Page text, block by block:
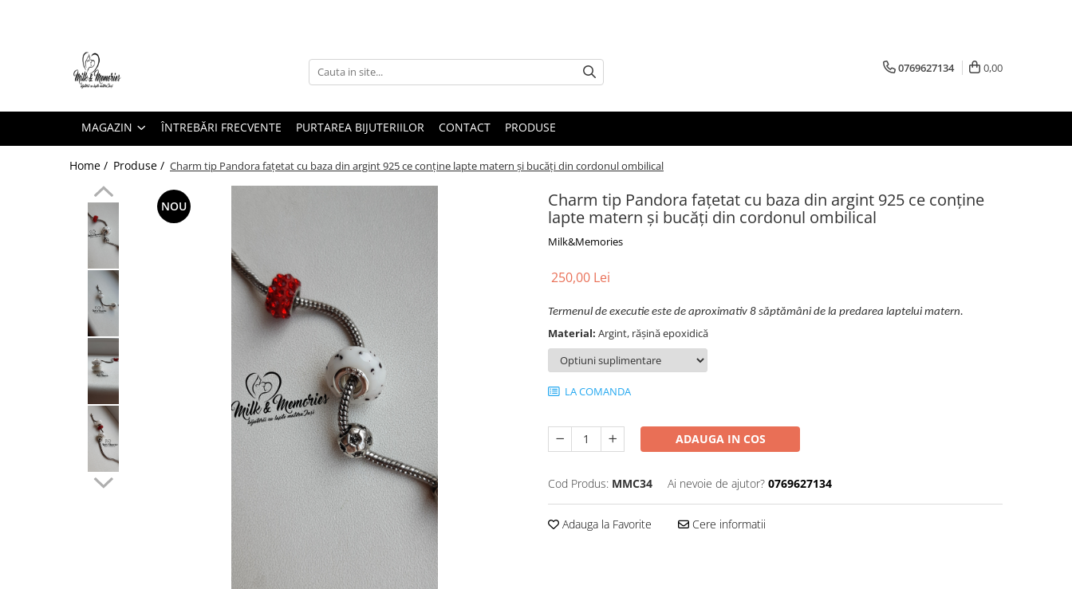
Brățări aur
Brățări argint
Pandantive aur
Pandantive argint
Vouchere Cadou
Seturi bijuterii
Seturi din argint
0769627134 0,00
MAGAZIN ÎNTREBĂRI FRECVENTE PURTAREA BIJUTERIILOR CONTACT PRODUSE
Home / Produse / Charm tip Pandora fațetat cu baza din argint 925 ce conține lapte matern și bucăți din cordonul ombilical
Charm tip Pandora fațetat cu baza din argint 925 ce conține
lapte matern și bucăți din cordonul ombilical
Milk&Memories
NOU
250,00 Lei
Termenul de executie este de aproximativ 8 săptămâni de la predarea laptelui matern.
Material: Argint, rășină epoxidică
LA COMANDA
ADAUGA IN COS
Cod Produs: MMC34 Ai nevoie de ajutor? 0769627134
Adauga la Favorite Cere informatii